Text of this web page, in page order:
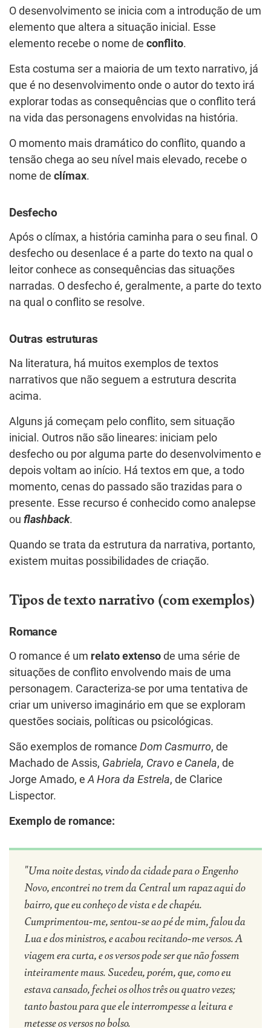
O desenvolvimento se inicia com a introdução de um
elemento que altera a situação inicial. Esse
elemento recebe o nome de conflito.
Esta costuma ser a maioria de um texto narrativo, já
que é no desenvolvimento onde o autor do texto irá
explorar todas as consequências que o conflito terá
na vida das personagens envolvidas na história.
O momento mais dramático do conflito, quando a
tensão chega ao seu nível mais elevado, recebe o
nome de clímax.
Desfecho
Após o clímax, a história caminha para o seu final. O
desfecho ou desenlace é a parte do texto na qual o
leitor conhece as consequências das situações
narradas. O desfecho é, geralmente, a parte do texto
na qual o conflito se resolve.
Outras estruturas
Na literatura, há muitos exemplos de textos
narrativos que não seguem a estrutura descrita
acima.
Alguns já começam pelo conflito, sem situação
inicial. Outros não são lineares: iniciam pelo
desfecho ou por alguma parte do desenvolvimento e
depois voltam ao início. Há textos em que, a todo
momento, cenas do passado são trazidas para o
presente. Esse recurso é conhecido como analepse
ou flashback.
Quando se trata da estrutura da narrativa, portanto,
existem muitas possibilidades de criação.
Tipos de texto narrativo (com exemplos)
Romance
O romance é um relato extenso de uma série de
situações de conflito envolvendo mais de uma
personagem. Caracteriza-se por uma tentativa de
criar um universo imaginário em que se exploram
questões sociais, políticas ou psicológicas.
São exemplos de romance Dom Casmurro, de
Machado de Assis, Gabriela, Cravo e Canela, de
Jorge Amado, eA Hora da Estrela, de Clarice
Lispector.
Exemplo de romance:
"Uma noite destas, vindo da cidade para o Engenho
Novo, encontrei no trem da Central um rapaz aqui do
bairro, que eu conheço de vista e de chapéu.
Cumprimentou-me, sentou-se ao pé de mim, falou da
Lua e dos ministros, e acabou recitando-me versos. A
viagem era curta, e os versos pode ser que não fossem
inteiramente maus. Sucedeu, porém, que, como eu
estava cansado, fechei os olhos três ou quatro vezes;
tanto bastou para que ele interrompesse a leitura e
metesse os versos no bolso.